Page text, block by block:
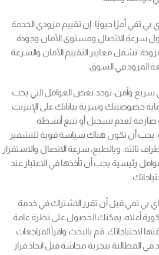
تفي أمرًا حيويًا. إن تقييم مزودي الخدمة
سرعة الاتصال ومستوى الأمان وجودة
تشمل معايير التقييم الأمان والسرعة
المزود في السوق.
سريع وآمن، توجد بعض العوامل التي يجب
خصوصيتك وسرية بياناتك على الإنترنت.
صارمة لعدم تسجيل أو تتبع أنشطة
يجب أن تكون هناك سياسة قوية للتشفير
ثالثة. وبالطبع، سرعة الاتصال والاستقرار
رئيسية يجب أن تأخذها في الاعتبار عند
بي تفي قبل أن تقرر الاشتراك في خدمة
أعلاه، يمكنك الحصول على نظرة عامة
لاحتياجاتك. قم بالبحث واقرأ المراجعات
المطالبة بتجربة مجاشة قبل اتخاذ قرار